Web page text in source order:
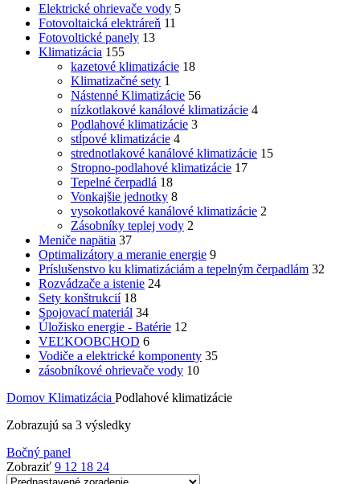
Elektrické ohrievače vody 5
Fotovoltaická elektráreň 11
Fotovoltické panely 13
Klimatizácia 155
kazetové klimatizácie 18
Klimatizačné sety 1
Nástenné Klimatizácie 56
nízkotlakové kanálové klimatizácie 4
Podlahové klimatizácie 3
stĺpové klimatizácie 4
strednotlakové kanálové klimatizácie 15
Stropno-podlahové klimatizácie 17
Tepelné čerpadlá 18
Vonkajšie jednotky 8
vysokotlakové kanálové klimatizácie 2
Zásobníky teplej vody 2
Meniče napätia 37
Optimalizátory a meranie energie 9
Príslušenstvo ku klimatizáciám a tepelným čerpadlám 32
Rozvádzače a istenie 24
Sety konštrukcií 18
Spojovací materiál 34
Úložisko energie - Batérie 12
VEĽKOOBCHOD 6
Vodiče a elektrické komponenty 35
zásobníkové ohrievače vody 10
Domov Klimatizácia Podlahové klimatizácie
Zobrazujú sa 3 výsledky
Bočný panel
Zobraziť 9 12 18 24